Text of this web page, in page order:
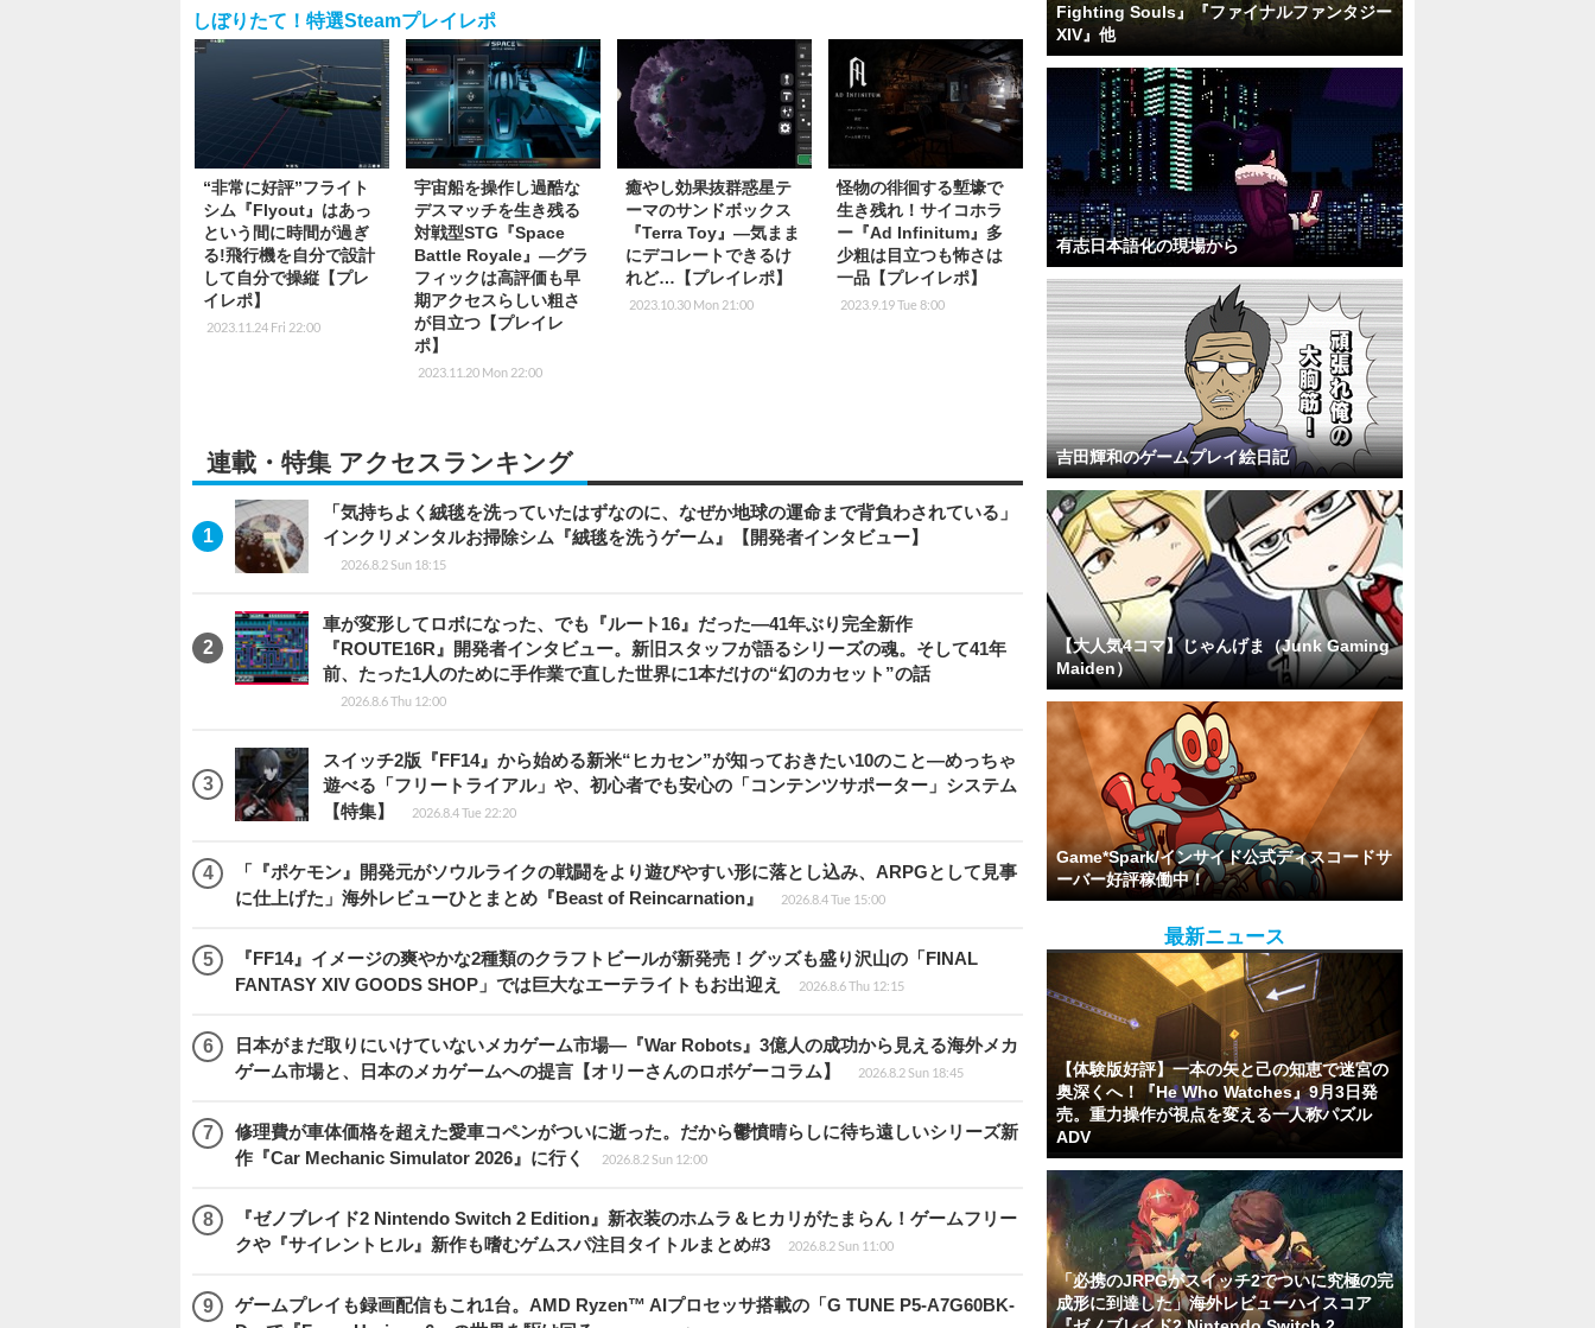
しぼりたて！特選Steamプレイレポ
“非常に好評”フライト
シム『Flyout』はあっ
という間に時間が過ぎ
る!飛行機を自分で設計
して自分で操縦【プレ
イレポ】
2023.11.24 Fri 22:00
宇宙船を操作し過酷な
デスマッチを生き残る
対戦型STG『Space
Battle Royale』―グラ
フィックは高評価も早
期アクセスらしい粗さ
が目立つ【プレイレ
ポ】
2023.11.20 Mon 22:00
癒やし効果抜群惑星テ
ーマのサンドボックス
『Terra Toy』―気まま
にデコレートできるけ
れど…【プレイレポ】
2023.10.30 Mon 21:00
怪物の徘徊する塹壕で
生き残れ！サイコホラ
ー『Ad Infinitum』多
少粗は目立つも怖さは
一品【プレイレポ】
2023.9.19 Tue 8:00
連載・特集 アクセスランキング
「気持ちよく絨毯を洗っていたはずなのに、なぜか地球の運命まで背負わされている」
インクリメンタルお掃除シム『絨毯を洗うゲーム』【開発者インタビュー】
2026.8.2 Sun 18:15
車が変形してロボになった、でも『ルート16』だった―41年ぶり完全新作
『ROUTE16R』開発者インタビュー。新旧スタッフが語るシリーズの魂。そして41年
前、たった1人のために手作業で直した世界に1本だけの“幻のカセット”の話
2026.8.6 Thu 12:00
スイッチ2版『FF14』から始める新米“ヒカセン”が知っておきたい10のこと―めっちゃ
遊べる「フリートライアル」や、初心者でも安心の「コンテンツサポーター」システム
【特集】
2026.8.4 Tue 22:20
「『ポケモン』開発元がソウルライクの戦闘をより遊びやすい形に落とし込み、ARPGとして見事
に仕上げた」海外レビューひとまとめ『Beast of Reincarnation』
2026.8.4 Tue 15:00
『FF14』イメージの爽やかな2種類のクラフトビールが新発売！グッズも盛り沢山の「FINAL
FANTASY XIV GOODS SHOP」では巨大なエーテライトもお出迎え
2026.8.6 Thu 12:15
日本がまだ取りにいけていないメカゲーム市場―『War Robots』3億人の成功から見える海外メカ
ゲーム市場と、日本のメカゲームへの提言【オリーさんのロボゲーコラム】
2026.8.2 Sun 18:45
修理費が車体価格を超えた愛車コペンがついに逝った。だから鬱憤晴らしに待ち遠しいシリーズ新
作『Car Mechanic Simulator 2026』に行く
2026.8.2 Sun 12:00
『ゼノブレイド2 Nintendo Switch 2 Edition』新衣装のホムラ＆ヒカリがたまらん！ゲームフリー
クや『サイレントヒル』新作も嗜むゲムスパ注目タイトルまとめ#3
2026.8.2 Sun 11:00
ゲームプレイも録画配信もこれ1台。AMD Ryzen™ AIプロセッサ搭載の「G TUNE P5-A7G60BK-
Fighting Souls』『ファイナルファンタジー
XIV』他
有志日本語化の現場から
吉田輝和のゲームプレイ絵日記
【大人気4コマ】じゃんげま（Junk Gaming
Maiden）
Game*Spark/インサイド公式ディスコードサ
ーバー好評稼働中！
最新ニュース
【体験版好評】一本の矢と己の知恵で迷宮の
奥深くへ！『He Who Watches』9月3日発
売。重力操作が視点を変える一人称パズル
ADV
「必携のJRPGがスイッチ2でついに究極の完
成形に到達した」海外レビューハイスコア